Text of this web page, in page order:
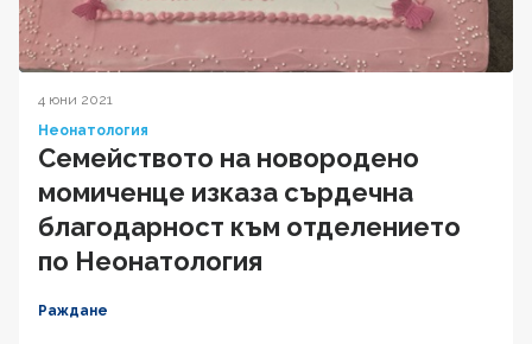
4 юни 2021
Неонатология
Семейството на новородено
момиченце изказа сърдечна
благодарност към отделението
по Неонатология
Раждане